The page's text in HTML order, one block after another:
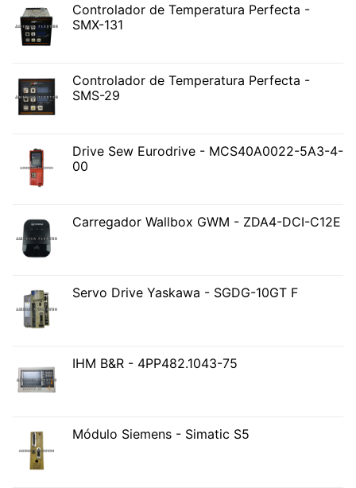
Controlador de Temperatura Perfecta -
SMX-131
Controlador de Temperatura Perfecta -
SMS-29
Drive Sew Eurodrive - MCS40A0022-5A3-4-
00
Carregador Wallbox GWM - ZDA4-DCI-C12E
Servo Drive Yaskawa - SGDG-10GT F
IHM B&R - 4PP482.1043-75
Módulo Siemens - Simatic S5